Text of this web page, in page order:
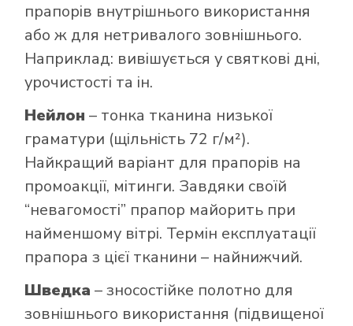
прапорів внутрішнього використання
або ж для нетривалого зовнішнього.
Наприклад: вивішується у святкові дні,
урочистості та ін.
Нейлон – тонка тканина низької
граматури (щільність 72 г/м²).
Найкращий варіант для прапорів на
промоакції, мітинги. Завдяки своїй
“невагомості” прапор майорить при
найменшому вітрі. Термін експлуатації
прапора з цієї тканини – найнижчий.
Шведка – зносостійке полотно для
зовнішнього використання (підвищеної